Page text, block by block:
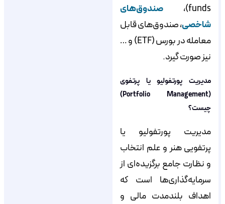
funds)،
صندوق‌های
شاخصی، صندوق‌های قابل
معامله در بورس (ETF) و …
نیز صورت گیرد.
مدیریت پورتفولیو یا پرتفوی
(Portfolio Management)
چیست؟
مدیریت پورتفولیو یا
پرتفویی هنر و علم انتخاب
و نظارت جامع برگزیده‌ای از
سرمایه‌گذاری‌ها است که
اهداف بلندمدت مالی و